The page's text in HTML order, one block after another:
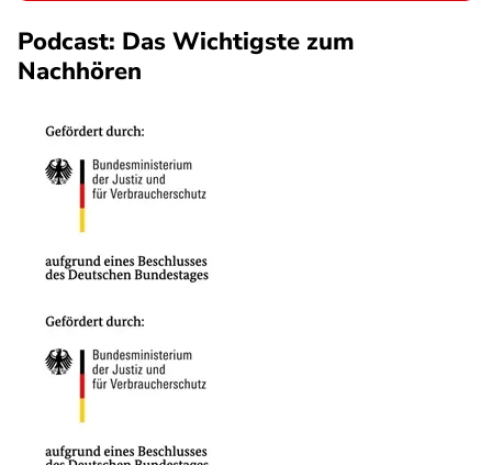
Podcast: Das Wichtigste zum
Nachhören